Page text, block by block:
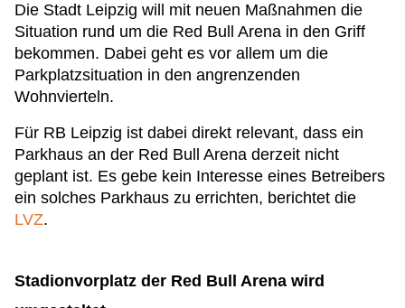
Die Stadt Leipzig will mit neuen Maßnahmen die
Situation rund um die Red Bull Arena in den Griff
bekommen. Dabei geht es vor allem um die
Parkplatzsituation in den angrenzenden
Wohnvierteln.
Für RB Leipzig ist dabei direkt relevant, dass ein
Parkhaus an der Red Bull Arena derzeit nicht
geplant ist. Es gebe kein Interesse eines Betreibers
ein solches Parkhaus zu errichten, berichtet die
LVZ.
Stadionvorplatz der Red Bull Arena wird